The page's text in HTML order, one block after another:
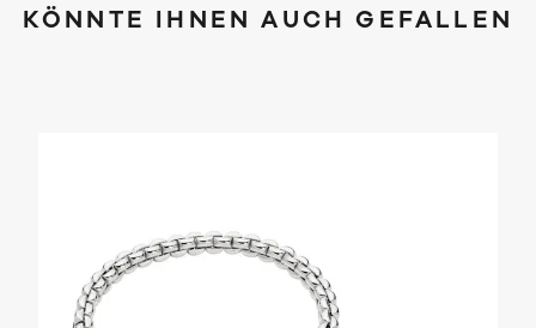
KÖNNTE IHNEN AUCH GEFALLEN